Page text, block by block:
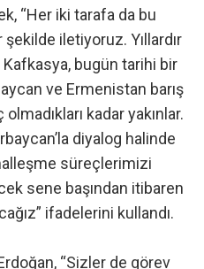
“Her iki tarafa da bu
şekilde iletiyoruz. Yıllardır
Kafkasya, bugün tarihi bir
ve Ermenistan barış
kadar yakınlar.
diyalog halinde
süreçlerimizi
sene başından itibaren
ifadelerini kullandı.
“Sizler de görev